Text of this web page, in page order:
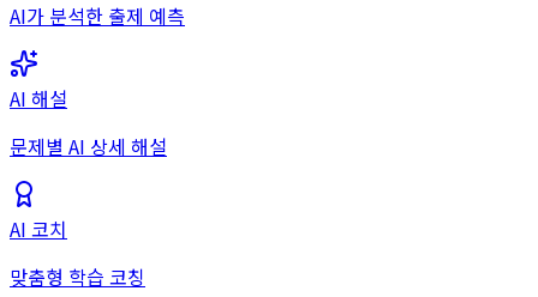
AI가 분석한 출제 예측
AI 해설
문제별 AI 상세 해설
AI 코치
맞춤형 학습 코칭